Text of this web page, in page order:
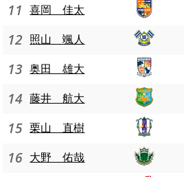
11 喜岡 佳太
12 照山 颯人
13 奥田 雄大
14 藤井 航大
15 栗山 直樹
16 大野 佑哉